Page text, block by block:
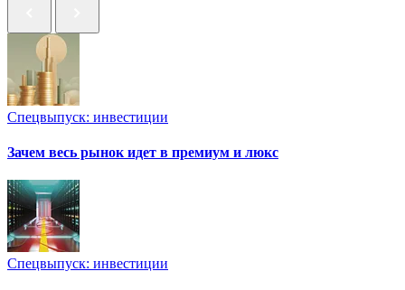
Спецвыпуск: инвестиции
Зачем весь рынок идет в премиум и люкс
Спецвыпуск: инвестиции